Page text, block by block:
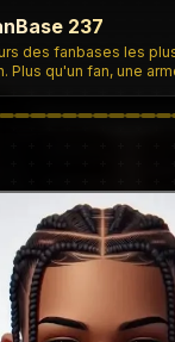
237
des fanbases les
Plus qu'un fan, une